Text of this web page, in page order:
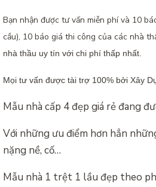
Bạn nhận được tư vấn miễn phí và 10
cầu), 10 báo giá thi công của các nhà
nhà thầu uy tín với chi phí thấp nhất.
Mọi tư vấn được tài trợ 100% bởi Xây
Mẫu nhà cấp 4 đẹp giá rẻ đang
Với những ưu điểm hơn hẳn
nặng nề, cố…
Mẫu nhà 1 trệt 1 lầu đẹp theo